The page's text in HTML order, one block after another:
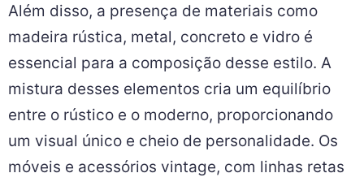
Além disso, a presença de materiais como
madeira rústica, metal, concreto e vidro é
essencial para a composição desse estilo. A
mistura desses elementos cria um equilíbrio
entre o rústico e o moderno, proporcionando
um visual único e cheio de personalidade. Os
móveis e acessórios vintage, com linhas retas